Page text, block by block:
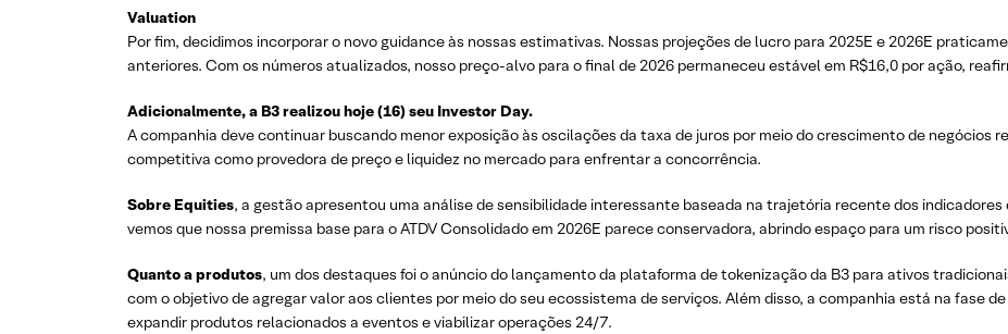
Valuation
Por fim, decidimos incorporar o novo guidance às nossas estimativas. Nossas projeções de lucro para 2025E e 2026E
anteriores. Com os números atualizados, nosso preço-alvo para o final de 2026 permaneceu estável em R$16,0 por ação,
Adicionalmente, a B3 realizou hoje (16) seu Investor Day.
A companhia deve continuar buscando menor exposição às oscilações da taxa de juros por meio do crescimento de negócios
competitiva como provedora de preço e liquidez no mercado para enfrentar a concorrência.
Sobre Equities, a gestão apresentou uma análise de sensibilidade interessante baseada na trajetória recente dos indicadores
vemos que nossa premissa base para o ATDV Consolidado em 2026E parece conservadora, abrindo espaço para um risco
Quanto a produtos, um dos destaques foi o anúncio do lançamento da plataforma de tokenização da B3 para ativos
com o objetivo de agregar valor aos clientes por meio do seu ecossistema de serviços. Além disso, a companhia está na fase
expandir produtos relacionados a eventos e viabilizar operações 24/7.